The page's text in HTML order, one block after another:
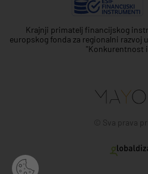
Krajnji primatelj financijskog
europskog fonda za regionalni razvoj
"Konkurentnost
© Sva prava